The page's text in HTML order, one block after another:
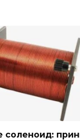
соленоид: